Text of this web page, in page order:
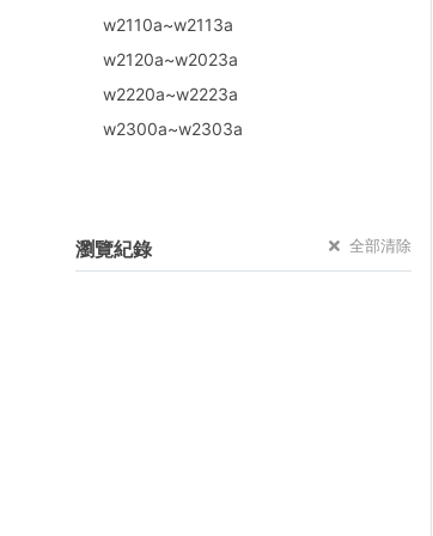
w2110a~w2113a
w2120a~w2023a
w2220a~w2223a
w2300a~w2303a
瀏覽紀錄 全部清除